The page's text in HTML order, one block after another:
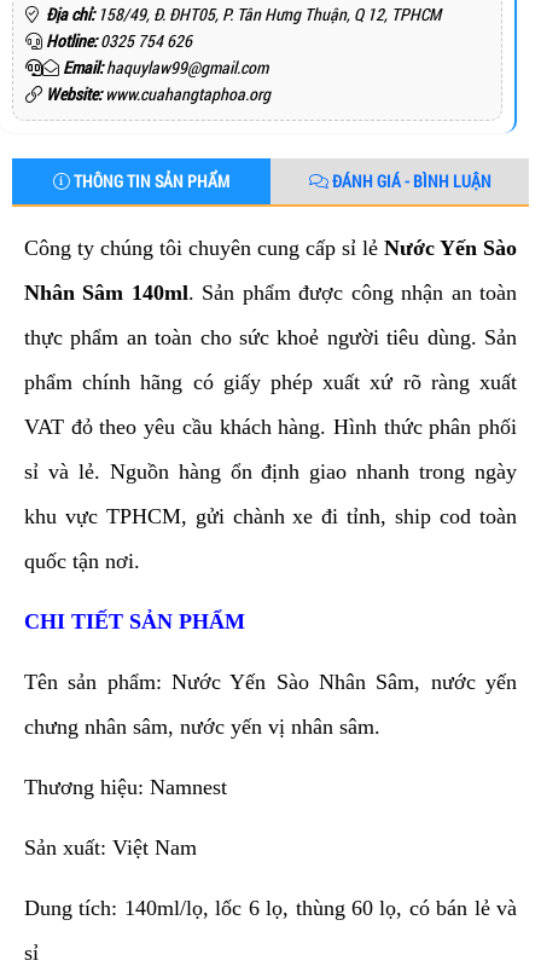
Địa chỉ: 158/49, Đ. ĐHT05, P. Tân Hưng Thuận, Q 12, TPHCM
Hotline:0325 754 626
Email:haquylaw99@gmail.com
Website:www.cuahangtaphoa.org
THÔNG TIN SẢN PHẨM ĐÁNH GIÁ - BÌNH LUẬN
Công ty chúng tôi chuyên cung cấp sỉ lẻ Nước Yến Sào
Nhân Sâm 140ml. Sản phẩm được công nhận an toàn
thực phẩm an toàn cho sức khoẻ người tiêu dùng. Sản
phẩm chính hãng có giấy phép xuất xứ rõ ràng xuất
VAT đỏ theo yêu cầu khách hàng. Hình thức phân phối
sỉ và lẻ. Nguồn hàng ổn định giao nhanh trong ngày
khu vực TPHCM, gửi chành xe đi tỉnh, ship cod toàn
quốc tận nơi.
CHI TIẾT SẢN PHẨM
Tên sản phẩm: Nước Yến Sào Nhân Sâm, nước yến
chưng nhân sâm, nước yến vị nhân sâm.
Thương hiệu: Namnest
Sản xuất: Việt Nam
Dung tích: 140ml/lọ, lốc 6 lọ, thùng 60 lọ, có bán lẻ và
sỉ